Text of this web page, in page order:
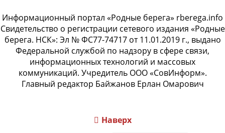
Информационный портал «Родные берега» rberega.info
Свидетельство о регистрации сетевого издания «Родные
берега. НСК»: Эл № ФС77-74717 от 11.01.2019 г., выдано
Федеральной службой по надзору в сфере связи,
информационных технологий и массовых
коммуникаций. Учредитель ООО «СовИнформ».
Главный редактор Байжанов Ерлан Омарович
Наверх